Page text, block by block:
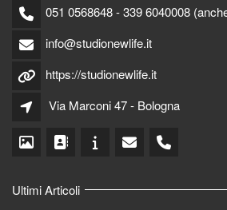
051 0568648 - 339 6040008
info@studionewlife.it
https://studionewlife.it
Via Marconi 47 - Bologna
Ultimi Articoli